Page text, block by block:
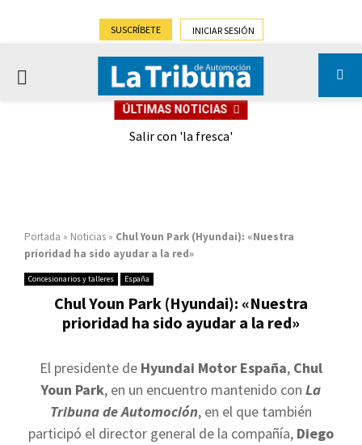
SUSCRÍBETE INICIAR SESIÓN
PRIMARY
ÚLTIMAS NOTICIAS
Salir con 'la fresca'
Portada » Noticias » Chul Youn Park (Hyundai): «Nuestra
prioridad ha sido ayudar a la red»
Concesionarios y talleres España
Chul Youn Park (Hyundai): «Nuestra
prioridad ha sido ayudar a la red»
El presidente de Hyundai Motor España, Chul
Youn Park, en un encuentro mantenido con La
Tribuna de Automoción, en el que también
participó el director general de la compañía, Diego